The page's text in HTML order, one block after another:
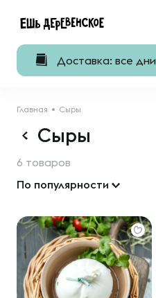
Доставка: все дни
Главная Сыры
Сыры
6 товаров
По популярности